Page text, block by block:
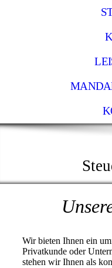
Wir bieten Ihnen ein
Privatkunde oder
stehen wir Ihnen als